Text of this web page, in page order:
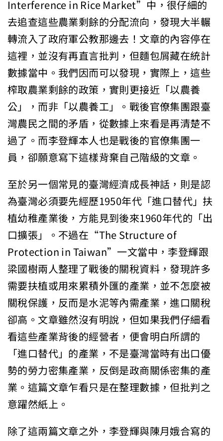
去追查這些農業剩餘的分配流向，發現大半輾
轉流入了政府軍公教那邊去！文章的內容停在
這裡，並沒有再直言批判，但麵包屑藏在統計
數據當中。我們因而可以發現，實際上，這些
榨取農業剩餘的政策，實則更接近「以農養
公」，而非「以農養工」。戰後官僚集團跟臺
灣農民之間的矛盾，從數據上來看是再清楚不
過了。而李登輝本人也是戰後的官僚集團一
員，卻願意寫下這樣背棄自己階級的文章。
至於另一個常見的臺灣經濟成長神話，則是認
為臺灣必須要先經歷1950年代「進口替代」扶
植幼稚產業後，方能見到後來1960年代的「出
口擴張」。不過在“The Structure of
Protection in Taiwan”一文當中，李登輝跟
梁國樹兩人整理了戰後的關稅資料，發現許多
需要扶植或用來累積外匯的產業，並不怎麼被
關稅保護，反而是水泥等內需產業，進口關稅
卻高。文章雖然沒有明說，但如果我們仔細看
看這些產業背後的經營者，便會明白所謂的
「進口替代」的產業，不是臺灣當時有出口優
勢的勞力密集產業，反倒是政商關係密集的產
業。這篇文章乍看只是在整理數據，但批判之
意躍然紙上。
除了這兩篇文章之外，李登輝與陳月娥合寫的